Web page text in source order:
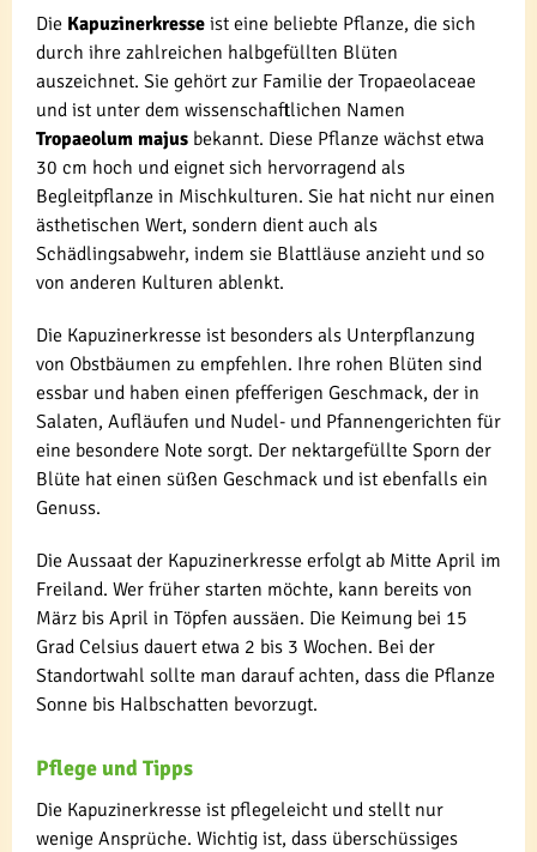
Die Kapuzinerkresse ist eine beliebte Pflanze, die sich
durch ihre zahlreichen halbgefüllten Blüten
auszeichnet. Sie gehört zur Familie der Tropaeolaceae
und ist unter dem wissenschaftlichen Namen
Tropaeolum majus bekannt. Diese Pflanze wächst etwa
30 cm hoch und eignet sich hervorragend als
Begleitpflanze in Mischkulturen. Sie hat nicht nur einen
ästhetischen Wert, sondern dient auch als
Schädlingsabwehr, indem sie Blattläuse anzieht und so
von anderen Kulturen ablenkt.
Die Kapuzinerkresse ist besonders als Unterpflanzung
von Obstbäumen zu empfehlen. Ihre rohen Blüten sind
essbar und haben einen pfefferigen Geschmack, der in
Salaten, Aufläufen und Nudel- und Pfannengerichten für
eine besondere Note sorgt. Der nektargefüllte Sporn der
Blüte hat einen süßen Geschmack und ist ebenfalls ein
Genuss.
Die Aussaat der Kapuzinerkresse erfolgt ab Mitte April im
Freiland. Wer früher starten möchte, kann bereits von
März bis April in Töpfen aussäen. Die Keimung bei 15
Grad Celsius dauert etwa 2 bis 3 Wochen. Bei der
Standortwahl sollte man darauf achten, dass die Pflanze
Sonne bis Halbschatten bevorzugt.
Pflege und Tipps
Die Kapuzinerkresse ist pflegeleicht und stellt nur
wenige Ansprüche. Wichtig ist, dass überschüssiges